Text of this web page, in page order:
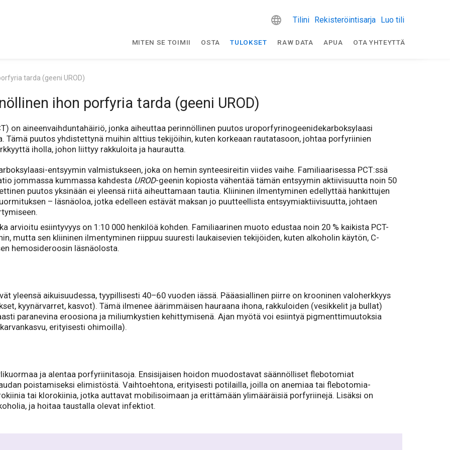
Tilini Rekisteröintisarja Luo tili
MITEN SE TOIMII OSTA TULOKSET RAW DATA APUA OTA YHTEYTTÄ
tarda (geeni UROD)
ihon porfyria tarda (geeni UROD)
on aineenvaihduntahäiriö, jonka aiheuttaa perinnöllinen puutos uroporfyrinogeenidekarboksylaasi
Tämä puutos yhdistettynä muihin alttius tekijöihin, kuten korkeaan rautatasoon, johtaa porfyriinien
iholla, johon liittyy rakkuloita ja haurautta.
entsyymin valmistukseen, joka on hemin synteesireitin viides vaihe. Familiaarisessa PCT:ssä
jommassa kummassa kahdesta UROD-geenin kopiosta vähentää tämän entsyymin aktiivisuutta noin 50
puutos yksinään ei yleensä riitä aiheuttamaan tautia. Kliininen ilmentyminen edellyttää hankittujen
– läsnäoloa, jotka edelleen estävät maksan jo puutteellista entsyymiaktiivisuutta, johtaen
arvioitu esiintyvyys on 1:10 000 henkilöä kohden. Familiaarinen muoto edustaa noin 20 % kaikista PCT-
mutta sen kliininen ilmentyminen riippuu suuresti laukaisevien tekijöiden, kuten alkoholin käytön, C-
hemosideroosin läsnäolosta.
yleensä aikuisuudessa, tyypillisesti 40–60 vuoden iässä. Pääasiallinen piirre on krooninen valoherkkyys
kyynärvarret, kasvot). Tämä ilmenee äärimmäisen hauraana ihona, rakkuloiden (vesikkelit ja bullat)
paranevina eroosiona ja miliumkystien kehittymisenä. Ajan myötä voi esiintyä pigmenttimuutoksia
erityisesti ohimoilla).
ja alentaa porfyriinitasoja. Ensisijaisen hoidon muodostavat säännölliset flebotomiat
poistamiseksi elimistöstä. Vaihtoehtona, erityisesti potilailla, joilla on anemiaa tai flebotomia-
tai klorokiinia, jotka auttavat mobilisoimaan ja erittämään ylimääräisiä porfyriinejä. Lisäksi on
ja hoitaa taustalla olevat infektiot.